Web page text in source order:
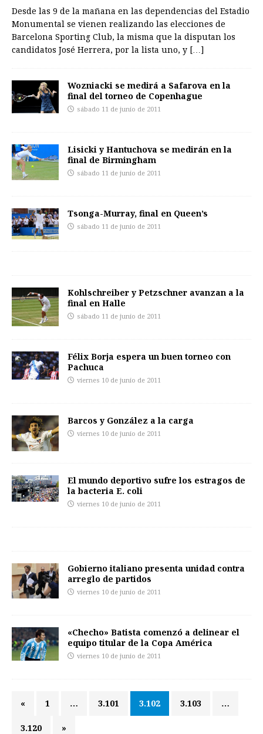
Desde las 9 de la mañana en las dependencias del Estadio
Monumental se vienen realizando las elecciones de
Barcelona Sporting Club, la misma que la disputan los
candidatos José Herrera, por la lista uno, y […]
Wozniacki se medirá a Safarova en la
final del torneo de Copenhague
sábado 11 de junio de 2011
Lisicki y Hantuchova se medirán en la
final de Birmingham
sábado 11 de junio de 2011
Tsonga-Murray, final en Queen’s
sábado 11 de junio de 2011
Kohlschreiber y Petzschner avanzan a la
final en Halle
sábado 11 de junio de 2011
Félix Borja espera un buen torneo con
Pachuca
viernes 10 de junio de 2011
Barcos y González a la carga
viernes 10 de junio de 2011
El mundo deportivo sufre los estragos de
la bacteria E. coli
viernes 10 de junio de 2011
Gobierno italiano presenta unidad contra
arreglo de partidos
viernes 10 de junio de 2011
«Checho» Batista comenzó a delinear el
equipo titular de la Copa América
viernes 10 de junio de 2011
« 1 … 3.101 3.102 3.103 …
3.120 »